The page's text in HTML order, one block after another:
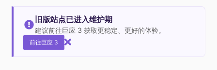
旧版站点已进入维护期
建议前往巨应 3 获取更稳定、更好的体验。
前往巨应 3